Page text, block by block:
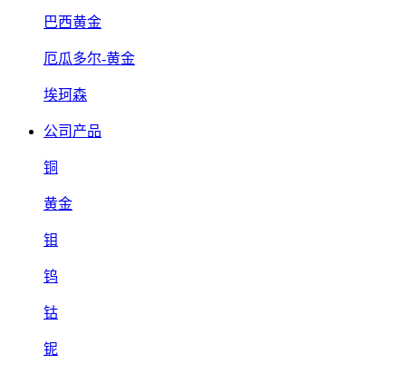
巴西黄金
厄瓜多尔-黄金
埃珂森
公司产品
铜
黄金
钼
钨
钴
铌